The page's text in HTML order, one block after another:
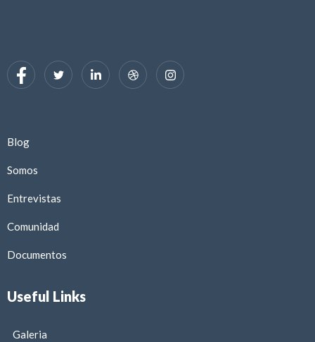
Blog
Somos
Entrevistas
Comunidad
Documentos
Useful Links
Galeria